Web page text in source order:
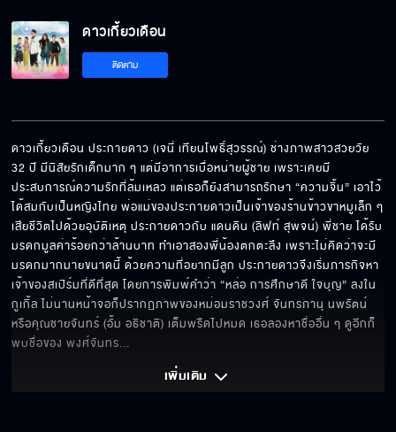
ดาวเกี้ยวเดือน
ติดตาม
ดาวเกี้ยวเดือน ประกายดาว (เจนี่ เทียนโพธิ์สุวรรณ์) ช่างภาพสาวสวยวัย
32 ปี มีนิสัยรักเด็กมาก ๆ แต่มีอาการเบื่อหน่ายผู้ชาย เพราะเคยมี
ประสบการณ์ความรักที่ล้มเหลว แต่เธอก็ยังสามารถรักษา “ความจิ้น” เอาไว้
ได้สมกับเป็นหญิงไทย พ่อแม่ของประกายดาวเป็นเจ้าของร้านข้าวขาหมูเล็ก ๆ
เสียชีวิตไปด้วยอุบัติเหตุ ประกายดาวกับ แดนดิน (ลิฟท์ สุพจน์) พี่ชาย ได้รับ
มรดกมูลค่าร้อยกว่าล้านบาท ทำเอาสองพี่น้องตกตะลึง เพราะไม่คิดว่าจะมี
มรดกมากมายขนาดนี้ ด้วยความที่อยากมีลูก ประกายดาวจึงเริ่มภารกิจหา
เจ้าของสเปิร์มที่ดีที่สุด โดยการพิมพ์คำว่า “หล่อ การศึกษาดี ใจบุญ” ลงใน
กูเกิ้ล ไม่นานหน้าจอก็ปรากฏภาพของหม่อมราชวงศ์ จันทรภานุ นพรัตน์
หรือคุณชายจันทร์ (อั้ม อธิชาติ) เต็มพรืดไปหมด เธอลองหาชื่ออื่น ๆ ดูอีกก็
พบชื่อของ พงศ์จันทร...
เพิ่มเติม